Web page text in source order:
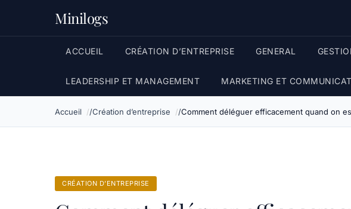
Minilogs
ACCUEIL CRÉATION D’ENTREPRISE GENERAL
LEADERSHIP ET MANAGEMENT MARKETING ET
Accueil Création d’entreprise Comment déléguer efficacement quand on
CRÉATION D’ENTREPRISE